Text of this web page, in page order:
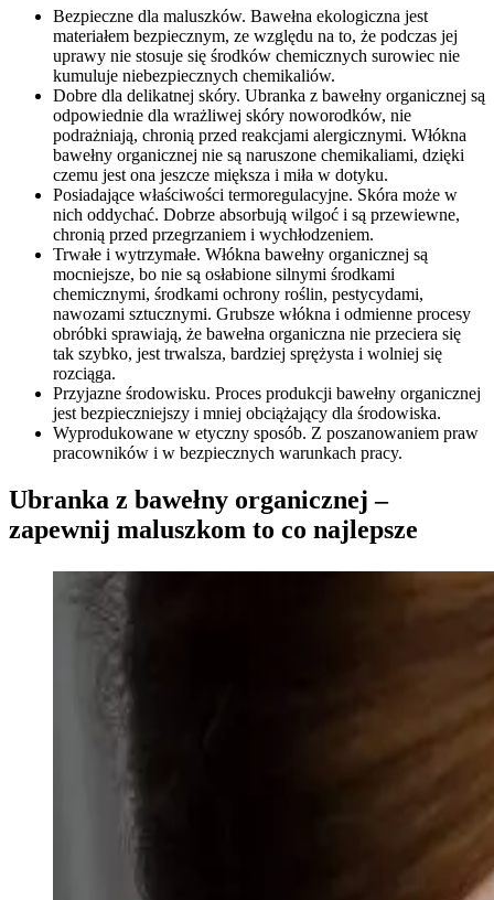
Bezpieczne dla maluszków. Bawełna ekologiczna jest
materiałem bezpiecznym, ze względu na to, że podczas jej
uprawy nie stosuje się środków chemicznych surowiec nie
kumuluje niebezpiecznych chemikaliów.
Dobre dla delikatnej skóry. Ubranka z bawełny organicznej są
odpowiednie dla wrażliwej skóry noworodków, nie
podrażniają, chronią przed reakcjami alergicznymi. Włókna
bawełny organicznej nie są naruszone chemikaliami, dzięki
czemu jest ona jeszcze miększa i miła w dotyku.
Posiadające właściwości termoregulacyjne. Skóra może w
nich oddychać. Dobrze absorbują wilgoć i są przewiewne,
chronią przed przegrzaniem i wychłodzeniem.
Trwałe i wytrzymałe. Włókna bawełny organicznej są
mocniejsze, bo nie są osłabione silnymi środkami
chemicznymi, środkami ochrony roślin, pestycydami,
nawozami sztucznymi. Grubsze włókna i odmienne procesy
obróbki sprawiają, że bawełna organiczna nie przeciera się
tak szybko, jest trwalsza, bardziej sprężysta i wolniej się
rozciąga.
Przyjazne środowisku. Proces produkcji bawełny organicznej
jest bezpieczniejszy i mniej obciążający dla środowiska.
Wyprodukowane w etyczny sposób. Z poszanowaniem praw
pracowników i w bezpiecznych warunkach pracy.
Ubranka z bawełny organicznej –
zapewnij maluszkom to co najlepsze